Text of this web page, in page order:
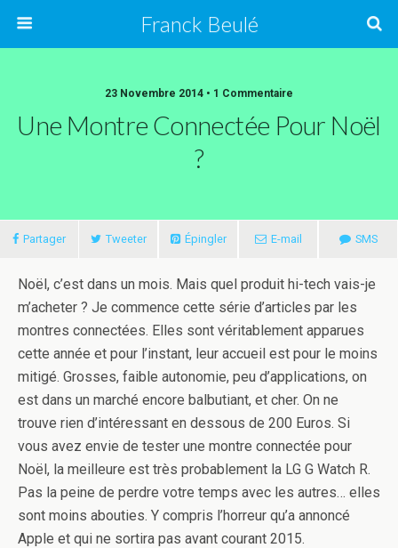
Franck Beulé
23 Novembre 2014 • 1 Commentaire
Une Montre Connectée Pour Noël
?
Partager Tweeter Épingler E-mail SMS
Noël, c’est dans un mois. Mais quel produit hi-tech vais-je
m’acheter ? Je commence cette série d’articles par les
montres connectées. Elles sont véritablement apparues
cette année et pour l’instant, leur accueil est pour le moins
mitigé. Grosses, faible autonomie, peu d’applications, on
est dans un marché encore balbutiant, et cher. On ne
trouve rien d’intéressant en dessous de 200 Euros. Si
vous avez envie de tester une montre connectée pour
Noël, la meilleure est très probablement la LG G Watch R.
Pas la peine de perdre votre temps avec les autres… elles
sont moins abouties. Y compris l’horreur qu’a annoncé
Apple et qui ne sortira pas avant courant 2015.